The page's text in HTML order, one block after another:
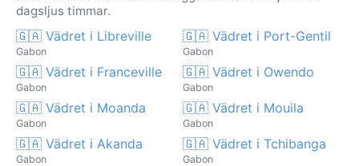
dagsljus timmar.
🇬🇦 Vädret i Libreville
Gabon
🇬🇦 Vädret i Port-Gentil
Gabon
🇬🇦 Vädret i Franceville
Gabon
🇬🇦 Vädret i Owendo
Gabon
🇬🇦 Vädret i Moanda
Gabon
🇬🇦 Vädret i Mouila
Gabon
🇬🇦 Vädret i Akanda
Gabon
🇬🇦 Vädret i Tchibanga
Gabon